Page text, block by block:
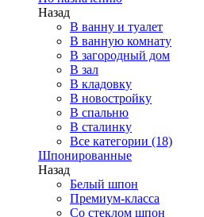
Назад
В ванну и туалет
В ванную комнату
В загородный дом
В зал
В кладовку
В новостройку
В спальню
В сталинку
Все категории (18)
Шпонированные
Назад
Белый шпон
Премиум-класса
Со стеклом шпон